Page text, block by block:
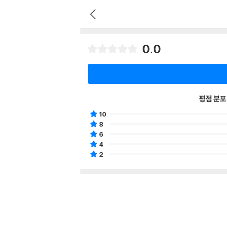
0.0
평점 분포
10
8
6
4
2